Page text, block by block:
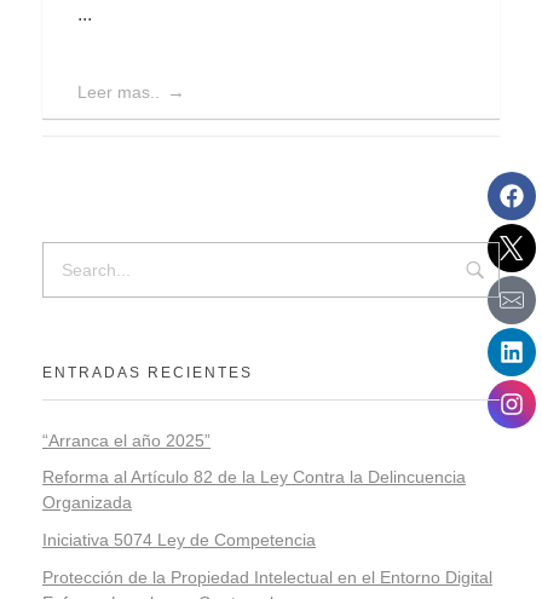
...
Leer mas..
ENTRADAS RECIENTES
“Arranca el año 2025”
Reforma al Artículo 82 de la Ley Contra la Delincuencia
Organizada
Iniciativa 5074 Ley de Competencia
Protección de la Propiedad Intelectual en el Entorno Digital